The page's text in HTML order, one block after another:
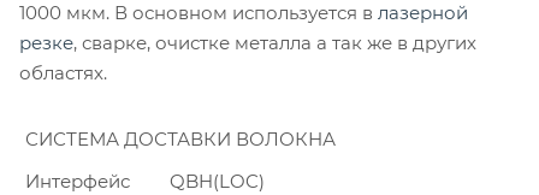
1000 мкм. В основном используется в лазерной
резке, сварке, очистке металла а так же в других
областях.
СИСТЕМА ДОСТАВКИ ВОЛОКНА
Интерфейс
QBH(LOC)